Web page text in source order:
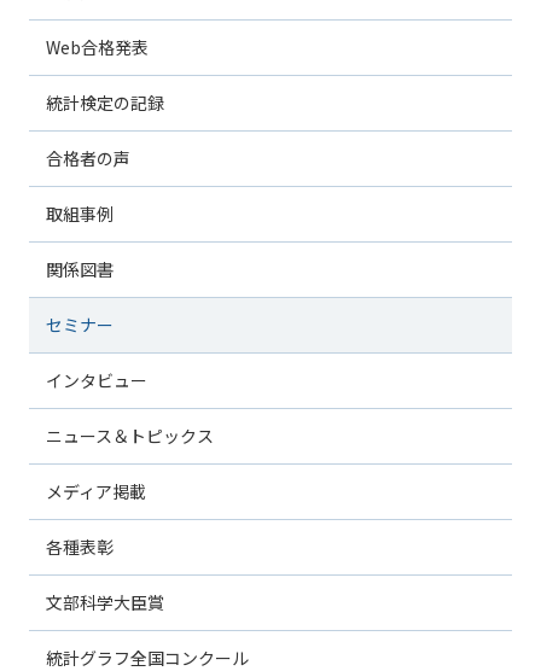
Web合格発表
統計検定の記録
合格者の声
取組事例
関係図書
セミナー
インタビュー
ニュース＆トピックス
メディア掲載
各種表彰
文部科学大臣賞
統計グラフ全国コンクール